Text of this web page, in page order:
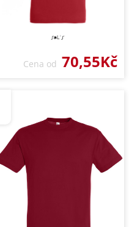
Cena od 70,55Kč